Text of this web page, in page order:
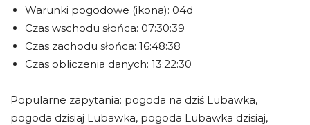
Warunki pogodowe (ikona): 04d
Czas wschodu słońca: 07:30:39
Czas zachodu słońca: 16:48:38
Czas obliczenia danych: 13:22:30
Popularne zapytania: pogoda na dziś Lubawka,
pogoda dzisiaj Lubawka, pogoda Lubawka dzisiaj,